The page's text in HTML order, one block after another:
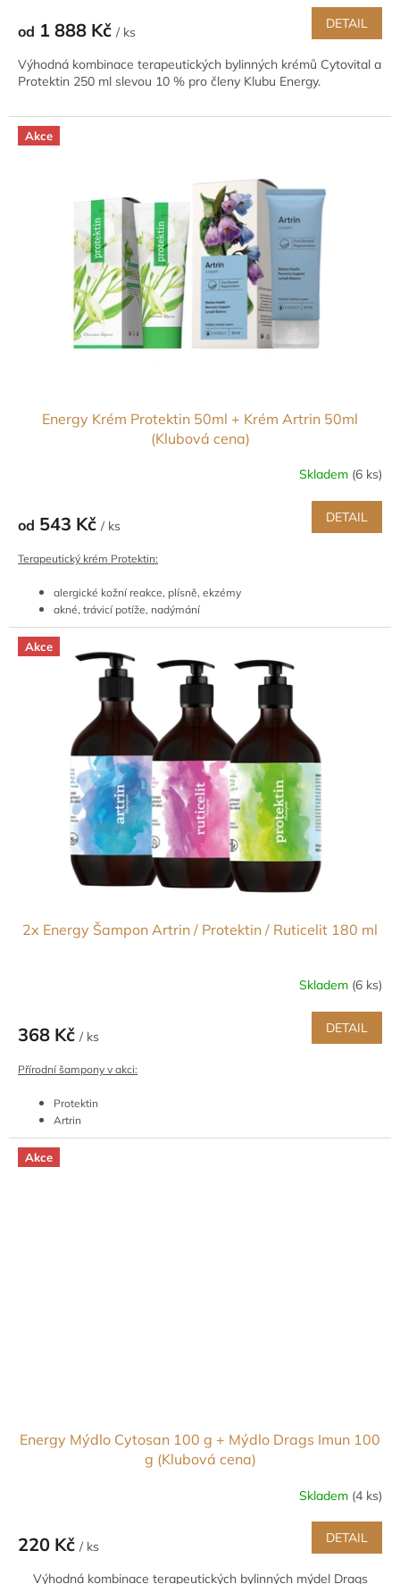
od 1 888 Kč / ks
DETAIL
Výhodná kombinace terapeutických bylinných krémů Cytovital a
Protektin 250 ml slevou 10 % pro členy Klubu Energy.
Akce
Energy Krém Protektin 50ml + Krém Artrin 50ml
(Klubová cena)
Skladem (6 ks)
od 543 Kč / ks
DETAIL
Terapeutický krém Protektin:
alergické kožní reakce, plísně, ekzémy
akné, trávicí potíže, nadýmání
pružnost šlach a vaziva
Terapeutický krém Artrin:
úrazy, bolesti, hojení ran
lymfatický systém, dna, revma
pohybový aparát - záněty
podpora chuti do života
Akce platípouze pro členy Klubu Energy.
Akce
2x Energy Šampon Artrin / Protektin / Ruticelit 180 ml
Skladem (6 ks)
368 Kč / ks
DETAIL
Přírodní šampony v akci:
Protektin
Artrin
Ruticelit
Akce
Energy Mýdlo Cytosan 100 g + Mýdlo Drags Imun 100
g (Klubová cena)
Skladem (4 ks)
220 Kč / ks
DETAIL
Výhodná kombinace terapeutických bylinných mýdel Drags